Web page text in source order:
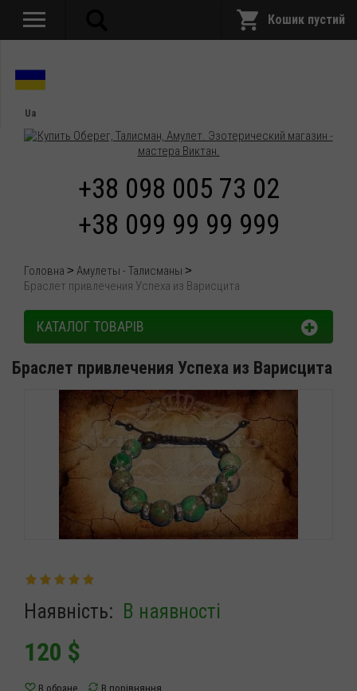
Ua
+38 098 005 73 02
+38 099 99 99 999
Кошик пустий
Головна
Амулеты - Талисманы
Браслет привлечения Успеха из Варисцита
КАТАЛОГ ТОВАРІВ
Браслет привлечения Успеха из Варисцита
Наявність: В наявності
120 $